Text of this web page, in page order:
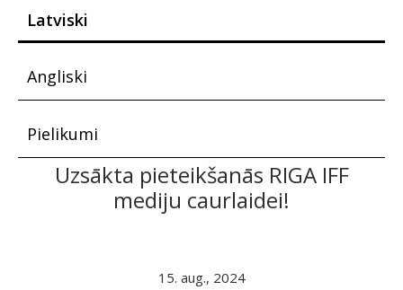
Latviski
Angliski
Pielikumi
Uzsākta pieteikšanās RIGA IFF
mediju caurlaidei!
15. aug., 2024